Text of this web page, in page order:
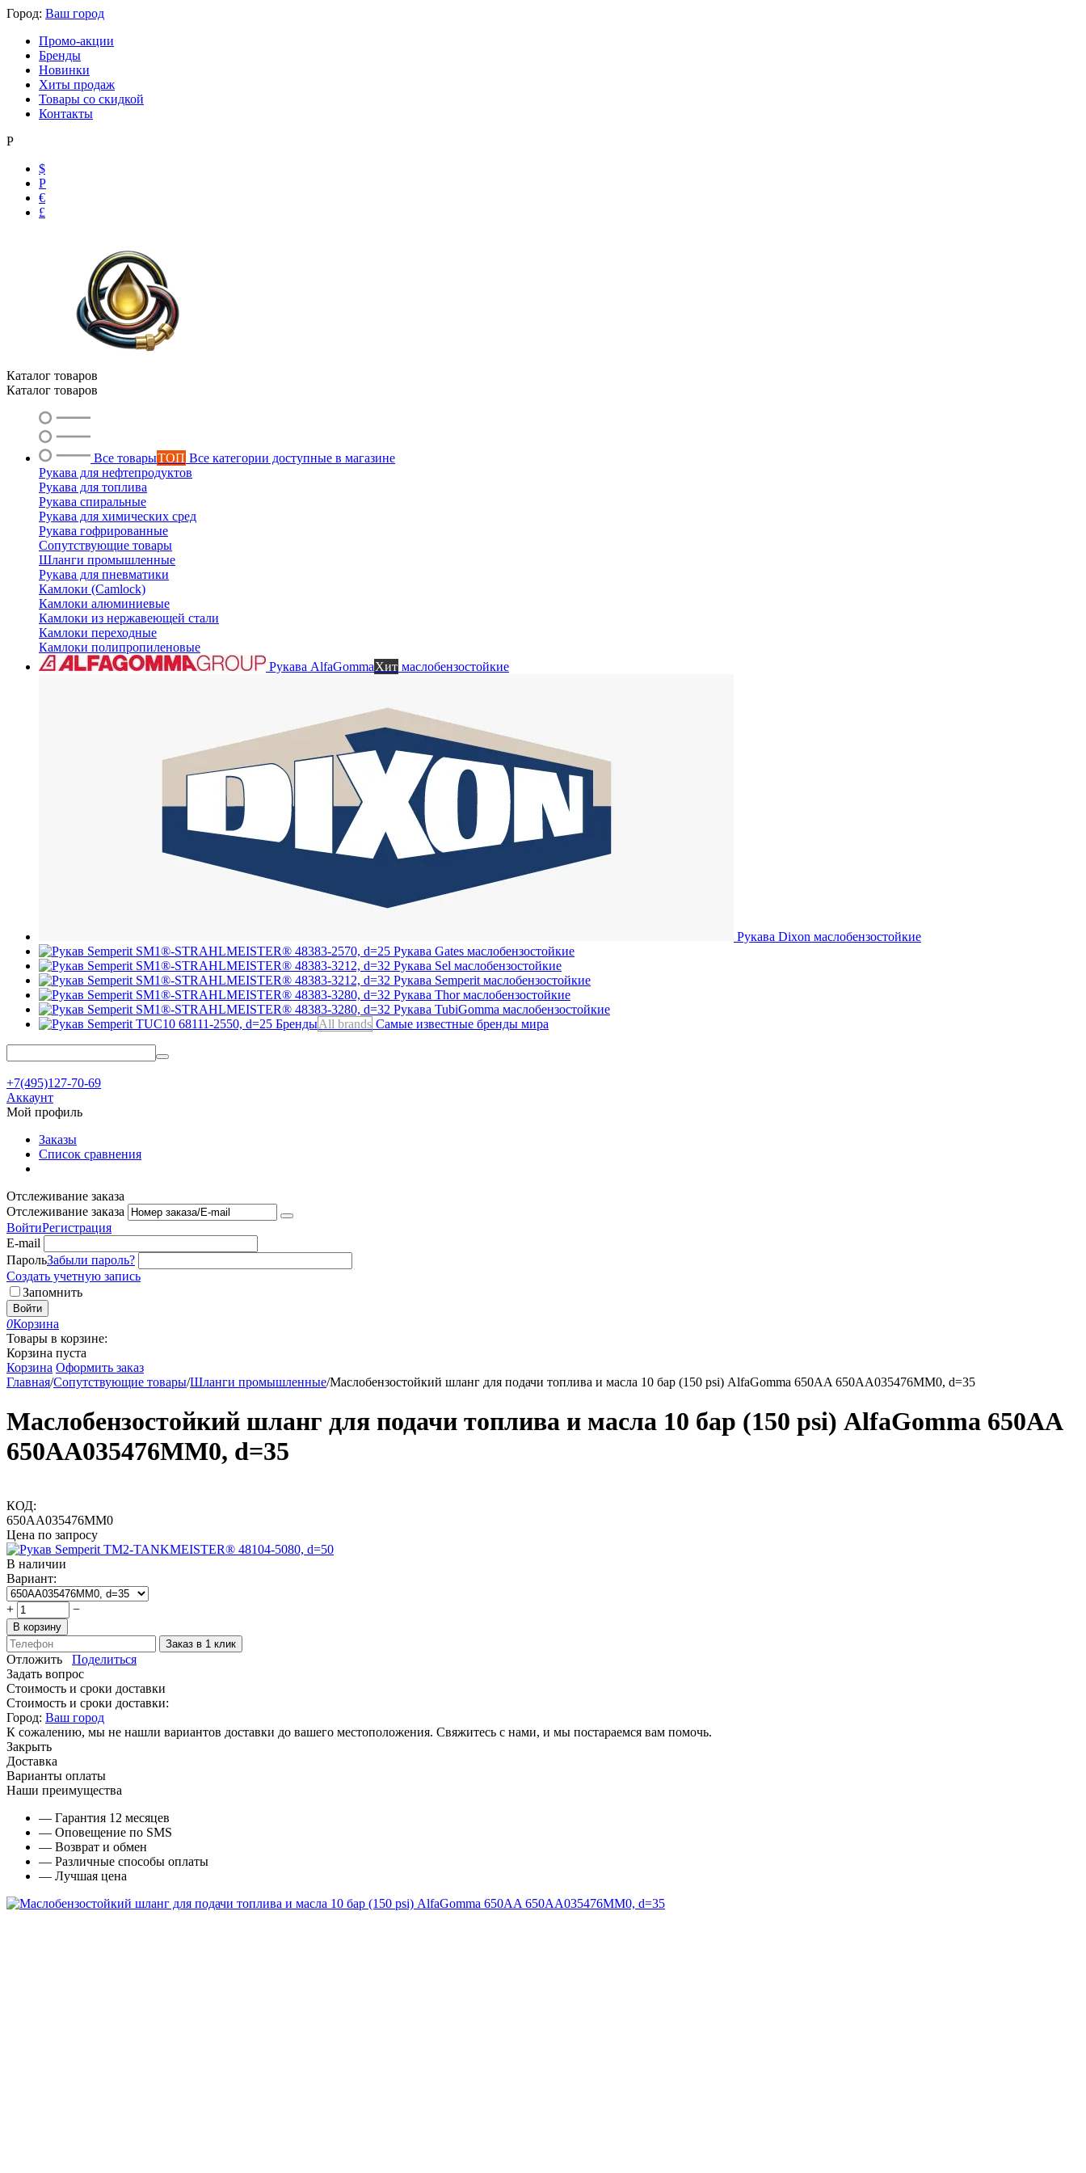
Город: Ваш город
Промо-акции
Бренды
Новинки
Хиты продаж
Товары со скидкой
Контакты
Р
$
Р
€
£
Каталог товаров
Каталог товаров
Все товарыТОП Все категории доступные в магазине
Рукава для нефтепродуктов
Рукава для топлива
Рукава спиральные
Рукава для химических сред
Рукава гофрированные
Сопутствующие товары
Шланги промышленные
Рукава для пневматики
Камлоки (Camlock)
Камлоки алюминиевые
Камлоки из нержавеющей стали
Камлоки переходные
Камлоки полипропиленовые
Рукава AlfaGommaХит маслобензостойкие
Рукава Dixon маслобензостойкие
Рукава Gates маслобензостойкие
Рукава Sel маслобензостойкие
Рукава Semperit маслобензостойкие
Рукава Thorмаслобензостойкие
Рукава TubiGomma маслобензостойкие
БрендыAll brands Самые известные бренды мира
+7(495)127-70-69
Аккаунт
Мой профиль
Заказы
Список сравнения
Отслеживание заказа
Отслеживание заказа
ВойтиРегистрация
E-mail
ПарольЗабыли пароль?
Создать учетную запись
Запомнить
Войти
0Корзина
Товары в корзине:
Корзина пуста
Корзина Оформить заказ
Главная/Сопутствующие товары/Шланги промышленные/Маслобензостойкий шланг для подачи топлива и масла 10 бар (150 psi) AlfaGomma 650AA 650AA035476MM0, d=35
Маслобензостойкий шланг для подачи топлива и масла 10 бар (150 psi) AlfaGomma 650AA
650AA035476MM0, d=35
КОД:
650AA035476MM0
Цена по запросу
В наличии
Вариант:
+ −
В корзину
Заказ в 1 клик
Отложить
Поделиться
Задать вопрос
Стоимость и сроки доставки
Стоимость и сроки доставки:
Город: Ваш город
К сожалению, мы не нашли вариантов доставки до вашего местоположения. Свяжитесь с нами, и мы постараемся вам помочь.
Закрыть
Доставка
Варианты оплаты
Наши преимущества
— Гарантия 12 месяцев
— Оповещение по SMS
— Возврат и обмен
— Различные способы оплаты
— Лучшая цена